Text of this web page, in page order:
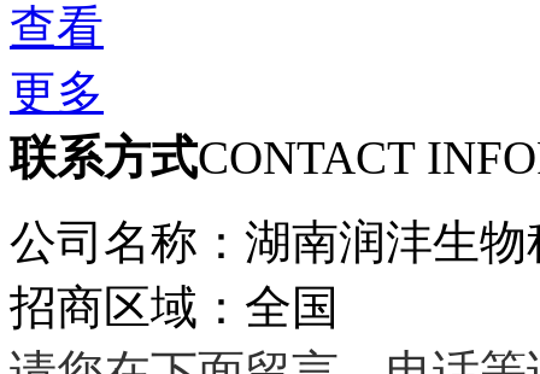
查看
更多
联系方式CONTACT
公司名称：湖南润沣生
招商区域：全国